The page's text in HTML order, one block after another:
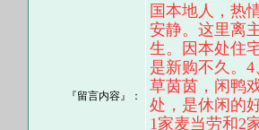
『留言内容』：
国本地人，热
安静。这里离
生。因本处住
是新购不久。
草茵茵，闲鸭
处，是休闲的
1家麦当劳和2